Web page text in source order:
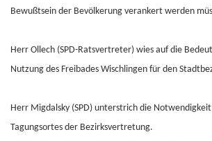
Bewußtsein der Bevölkerung verankert werden
Herr Ollech (SPD-Ratsvertreter) wies auf die
Nutzung des Freibades Wischlingen für den
Herr Migdalsky (SPD) unterstrich die
Tagungsortes der Bezirksvertretung.